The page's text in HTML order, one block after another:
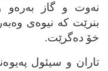
نه‌وت و گاز به‌ره‌و
بنرێت که‌ نیوه‌ی
خۆ ده‌گرێت.
تاران و سیئول